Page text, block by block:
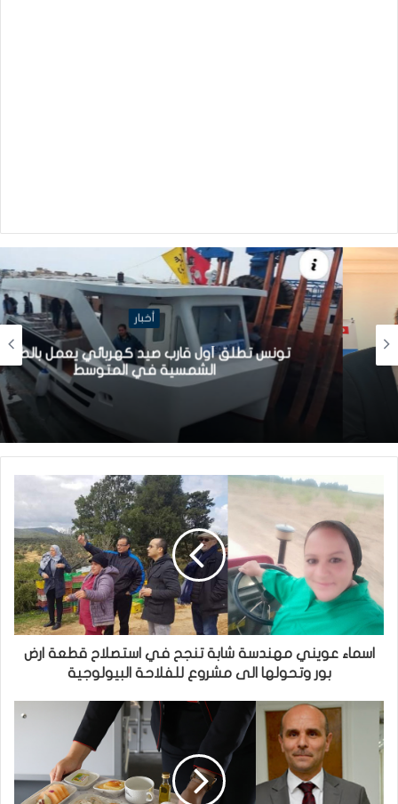
أخبار
تونس تطلق أول قارب صيد كهربائي يعمل بالطاقة
الشمسية في المتوسط
اسماء عويني مهندسة شابة تنجح في استصلاح قطعة ارض
بور وتحولها الى مشروع للفلاحة البيولوجية